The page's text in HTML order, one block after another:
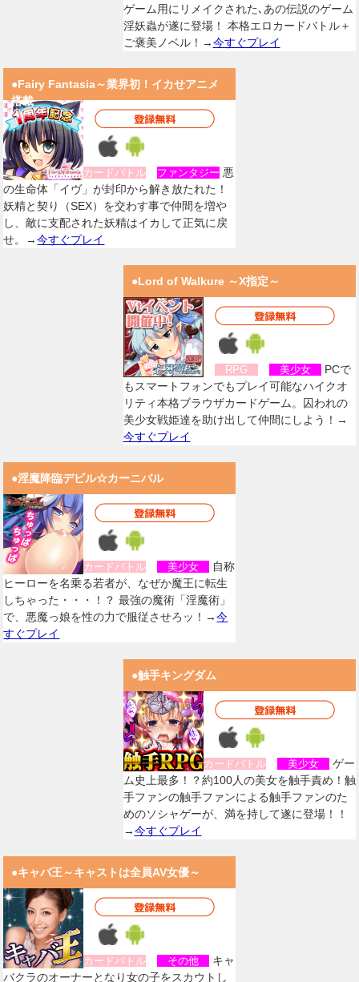
ゲーム用にリメイクされた､あの伝説のゲーム
淫妖蟲が遂に登場！ 本格エロカードバトル＋
ご褒美ノベル！→今すぐプレイ
●Fairy Fantasia～業界初！イカせアニメ
搭載
カードバトル ファンタジー 悪
の生命体「イヴ」が封印から解き放たれた！
妖精と契り（SEX）を交わす事で仲間を増や
し、敵に支配された妖精はイカして正気に戻
せ。→今すぐプレイ
●Lord of Walkure ～X指定～
RPG 美少女
PCで
もスマートフォンでもプレイ可能なハイクオ
リティ本格ブラウザカードゲーム。囚われの
美少女戦姫達を助け出して仲間にしよう！→
今すぐプレイ
●淫魔降臨デビル☆カーニバル
カードバトル 美少女
自称
ヒーローを名乗る若者が、なぜか魔王に転生
しちゃった・・・！？ 最強の魔術「淫魔術」
で、悪魔っ娘を性の力で服従させろッ！→今
すぐプレイ
●触手キングダム
カードバトル 美少女
ゲー
ム史上最多！？約100人の美女を触手責め！触
手ファンの触手ファンによる触手ファンのた
めのソシャゲーが、満を持して遂に登場！！
→今すぐプレイ
●キャバ王～キャストは全員AV女優～
カードバトル その他
キャ
バクラのオーナーとなり女の子をスカウトし